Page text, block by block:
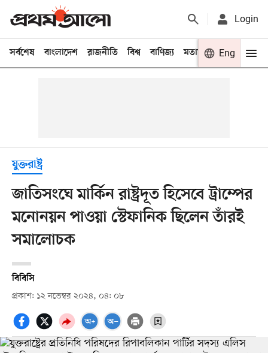
Login
সর্বশেষ বাংলাদেশ রাজনীতি বিশ্ব বাণিজ্য মতামত খেলা
Eng
যুক্তরাষ্ট্র
জাতিসংঘে মার্কিন রাষ্ট্রদূত হিসেবে ট্রাম্পের
মনোনয়ন পাওয়া স্টেফানিক ছিলেন তাঁরই
সমালোচক
বিবিসি
প্রকাশ: ১২ নভেম্বর ২০২৪, ০৪: ০৮